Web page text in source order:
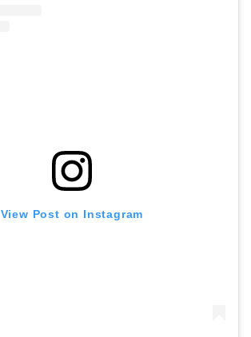
View Post on Instagram